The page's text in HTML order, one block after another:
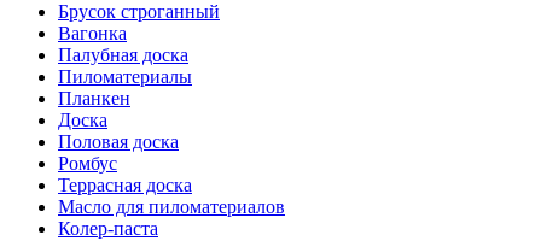
Брусок строганный
Вагонка
Палубная доска
Пиломатериалы
Планкен
Доска
Половая доска
Ромбус
Террасная доска
Масло для пиломатериалов
Колер-паста